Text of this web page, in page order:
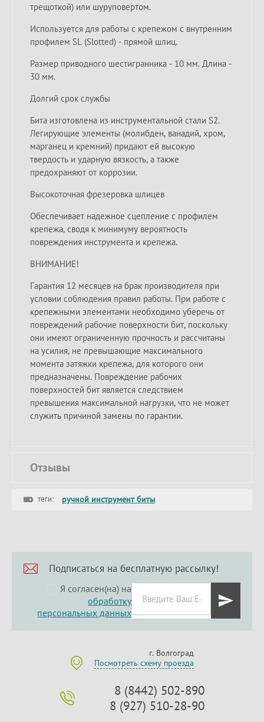
трещоткой) или шуруповертом.
Используется для работы с крепежом с внутренним
профилем SL (Slotted) - прямой шлиц.
Размер приводного шестигранника - 10 мм. Длина -
30 мм.
Долгий срок службы
Бита изготовлена из инструментальной стали S2.
Легирующие элементы (молибден, ванадий, хром,
марганец и кремний) придают ей высокую
твердость и ударную вязкость, а также
предохраняют от коррозии.
Высокоточная фрезеровка шлицев
Обеспечивает надежное сцепление с профилем
крепежа, сводя к минимуму вероятность
повреждения инструмента и крепежа.
ВНИМАНИЕ!
Гарантия 12 месяцев на брак производителя при
условии соблюдения правил работы. При работе с
крепежными элементами необходимо уберечь от
повреждений рабочие поверхности бит, поскольку
они имеют ограниченную прочность и рассчитаны
на усилия, не превышающие максимального
момента затяжки крепежа, для которого они
предназначены. Повреждение рабочих
поверхностей бит является следствием
превышения максимальной нагрузки, что не может
служить причиной замены по гарантии.
Отзывы
теги: ручной инструмент биты
Подписаться на бесплатную рассылку!
Я согласен(на) на
обработку
персональных данных
г. Волгоград
Посмотреть схему проезда
8 (8442) 502-890
8 (927) 510-28-90